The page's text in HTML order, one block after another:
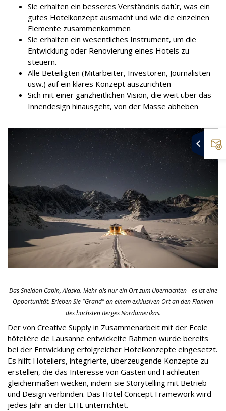
Sie erhalten ein besseres Verständnis dafür, was ein
gutes Hotelkonzept ausmacht und wie die einzelnen
Elemente zusammenkommen
Sie erhalten ein wesentliches Instrument, um die
Entwicklung oder Renovierung eines Hotels zu
steuern.
Alle Beteiligten (Mitarbeiter, Investoren, Journalisten
usw.) auf ein klares Konzept auszurichten
Sich mit einer ganzheitlichen Vision, die weit über das
Innendesign hinausgeht, von der Masse abheben
Das Sheldon Cabin, Alaska. Mehr als nur ein Ort zum Übernachten - es ist eine
Opportunität. Erleben Sie "Grand" an einem exklusiven Ort an den Flanken
des höchsten Berges Nordamerikas.
Der von Creative Supply in Zusammenarbeit mit der Ecole
hôtelière de Lausanne entwickelte Rahmen wurde bereits
bei der Entwicklung erfolgreicher Hotelkonzepte eingesetzt.
Es hilft Hoteliers, integrierte, überzeugende Konzepte zu
erstellen, die das Interesse von Gästen und Fachleuten
gleichermaßen wecken, indem sie Storytelling mit Betrieb
und Design verbinden. Das Hotel Concept Framework wird
jedes Jahr an der EHL unterrichtet.